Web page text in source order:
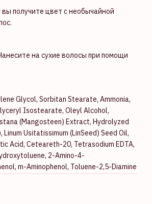
получите цвет с необычайной
на сухие волосы при помощи
Glycol, Sorbitan Stearate, Ammonia,
Isostearate, Oleyl Alcohol,
(Mangosteen) Extract, Hydrolyzed
Usitatissimum (LinSeed) Seed Oil,
Acid, Ceteareth-20, Tetrasodium EDTA,
2-Amino-4-
m-Aminophenol, Toluene-2,5-Diamine